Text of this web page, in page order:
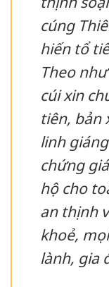
cúng
hiến tổ
Theo
cúi xin
tiên, bản
linh
chứng
hộ cho
an thịnh
khoẻ,
lành, gia